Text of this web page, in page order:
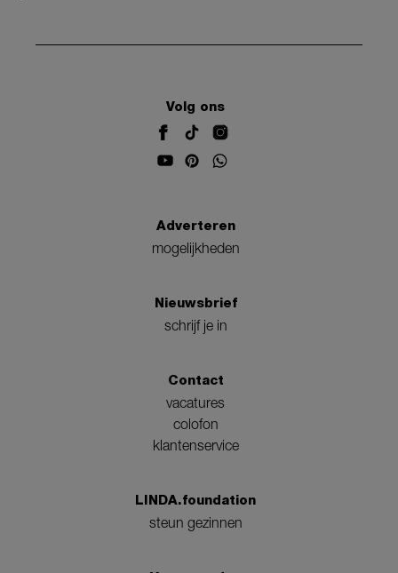
Volg ons
Adverteren
mogelijkheden
Nieuwsbrief
schrijf je in
Contact
vacatures
colofon
klantenservice
LINDA.foundation
steun gezinnen